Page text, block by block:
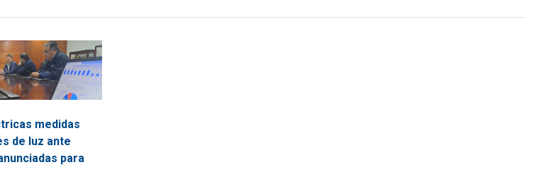
medidas
de luz ante
para